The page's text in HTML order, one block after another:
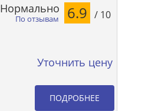
По отзывам
Нормально 6.9 / 10
Уточнить цену
ПОДРОБНЕЕ